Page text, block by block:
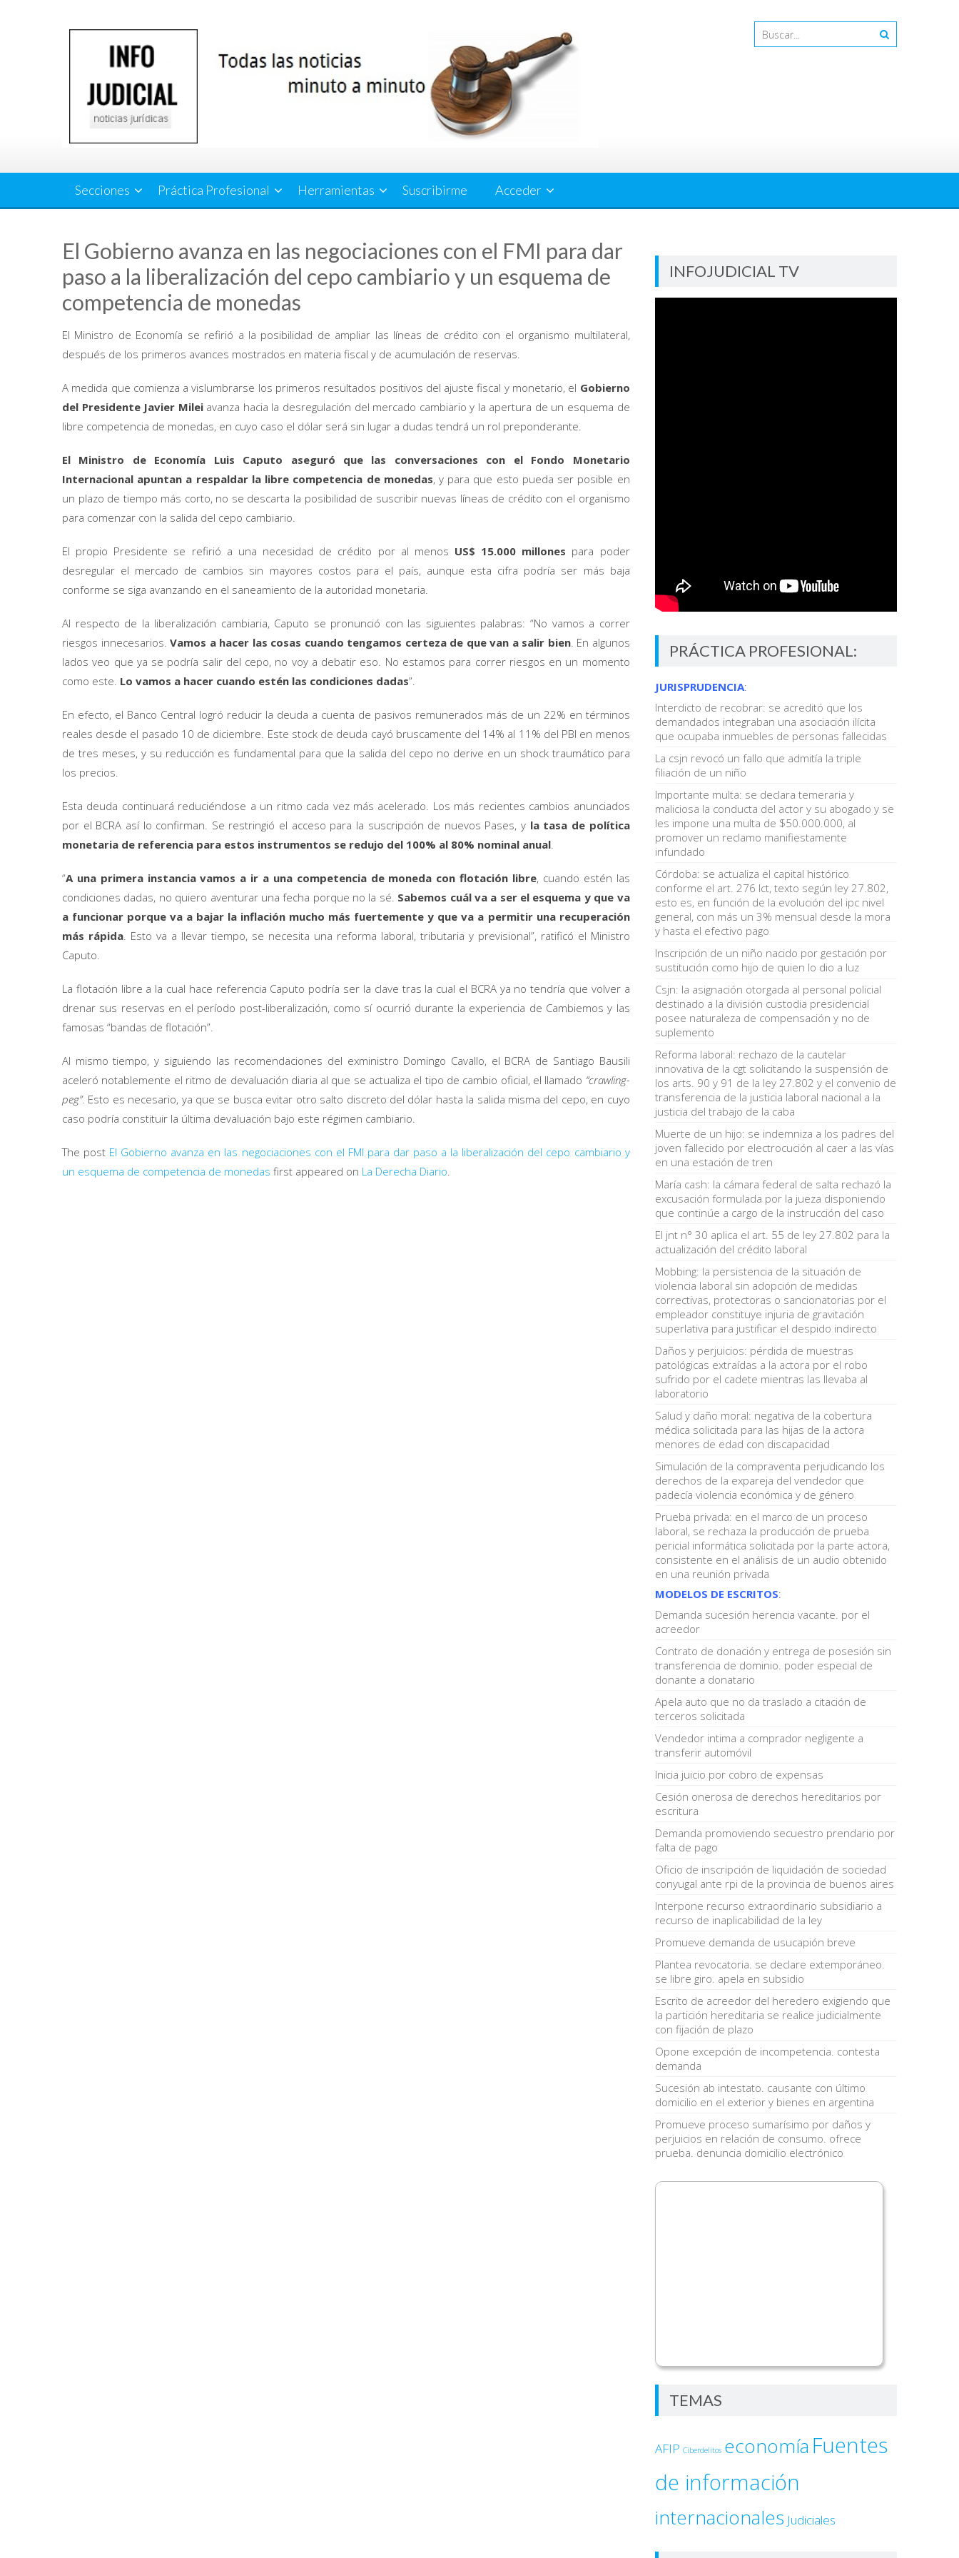
Secciones Práctica Profesional Herramientas Suscribirme Acceder
El Gobierno avanza en las negociaciones con el FMI para dar
paso a la liberalización del cepo cambiario y un esquema de
competencia de monedas
El Ministro de Economía se refirió a la posibilidad de ampliar las líneas de crédito con el organismo multilateral,
después de los primeros avances mostrados en materia fiscal y de acumulación de reservas.
A medida que comienza a vislumbrarse los primeros resultados positivos del ajuste fiscal y monetario, el Gobierno
del Presidente Javier Mileiavanza hacia la desregulación del mercado cambiario y la apertura de un esquema de
libre competencia de monedas, en cuyo caso el dólar será sin lugar a dudas tendrá un rol preponderante.
El Ministro de Economía Luis Caputo aseguró que las conversaciones con el Fondo Monetario
Internacional apuntan a respaldar la libre competencia de monedas, y para que esto pueda ser posible en
un plazo de tiempo más corto, no se descarta la posibilidad de suscribir nuevas líneas de crédito con el organismo
para comenzar con la salida del cepo cambiario.
El propio Presidente se refirió a una necesidad de crédito por al menos US$ 15.000 millones para poder
desregular el mercado de cambios sin mayores costos para el país, aunque esta cifra podría ser más baja
conforme se siga avanzando en el saneamiento de la autoridad monetaria.
Al respecto de la liberalización cambiaria, Caputo se pronunció con las siguientes palabras: “No vamos a correr
riesgos innecesarios.Vamos a hacer las cosas cuando tengamos certeza de que van a salir bien. En algunos
lados veo que ya se podría salir del cepo, no voy a debatir eso. No estamos para correr riesgos en un momento
como este. Lo vamos a hacer cuando estén las condiciones dadas”.
En efecto, el Banco Central logró reducir la deuda a cuenta de pasivos remunerados más de un 22% en términos
reales desde el pasado 10 de diciembre. Este stock de deuda cayó bruscamente del 14% al 11% del PBI en menos
de tres meses, y su reducción es fundamental para que la salida del cepo no derive en un shock traumático para
los precios.
Esta deuda continuará reduciéndose a un ritmo cada vez más acelerado. Los más recientes cambios anunciados
por el BCRA así lo confirman. Se restringió el acceso para la suscripción de nuevos Pases, y la tasa de política
monetaria de referencia para estos instrumentos se redujo del 100% al 80% nominal anual.
“A una primera instancia vamos a ir a una competencia de moneda con flotación libre, cuando estén las
condiciones dadas, no quiero aventurar una fecha porque no la sé. Sabemos cuál va a ser el esquema y que va
a funcionar porque va a bajar la inflación mucho más fuertemente y que va a permitir una recuperación
más rápida. Esto va a llevar tiempo, se necesita una reforma laboral, tributaria y previsional”, ratificó el Ministro
Caputo.
La flotación libre a la cual hace referencia Caputo podría ser la clave tras la cual el BCRA ya no tendría que volver a
drenar sus reservas en el período post-liberalización, como sí ocurrió durante la experiencia de Cambiemos y las
famosas “bandas de flotación”.
Al mismo tiempo, y siguiendo las recomendaciones del exministro Domingo Cavallo, el BCRA de Santiago Bausili
aceleró notablemente el ritmo de devaluación diaria al que se actualiza el tipo de cambio oficial, el llamado “crawling-
peg”. Esto es necesario, ya que se busca evitar otro salto discreto del dólar hasta la salida misma del cepo, en cuyo
caso podría constituir la última devaluación bajo este régimen cambiario.
The post El Gobierno avanza en las negociaciones con el FMI para dar paso a la liberalización del cepo cambiario y
un esquema de competencia de monedas first appeared on La Derecha Diario.
INFOJUDICIAL TV
PRÁCTICA PROFESIONAL:
JURISPRUDENCIA:
Interdicto de recobrar: se acreditó que los
demandados integraban una asociación ilícita
que ocupaba inmuebles de personas fallecidas
La csjn revocó un fallo que admitía la triple
filiación de un niño
Importante multa: se declara temeraria y
maliciosa la conducta del actor y su abogado y se
les impone una multa de $50.000.000, al
promover un reclamo manifiestamente
infundado
Córdoba: se actualiza el capital histórico
conforme el art. 276 lct, texto según ley 27.802,
esto es, en función de la evolución del ipc nivel
general, con más un 3% mensual desde la mora
y hasta el efectivo pago
Inscripción de un niño nacido por gestación por
sustitución como hijo de quien lo dio a luz
Csjn: la asignación otorgada al personal policial
destinado a la división custodia presidencial
posee naturaleza de compensación y no de
suplemento
Reforma laboral: rechazo de la cautelar
innovativa de la cgt solicitando la suspensión de
los arts. 90 y 91 de la ley 27.802 y el convenio de
transferencia de la justicia laboral nacional a la
justicia del trabajo de la caba
Muerte de un hijo: se indemniza a los padres del
joven fallecido por electrocución al caer a las vías
en una estación de tren
María cash: la cámara federal de salta rechazó la
excusación formulada por la jueza disponiendo
que continúe a cargo de la instrucción del caso
El jnt n° 30 aplica el art. 55 de ley 27.802 para la
actualización del crédito laboral
Mobbing: la persistencia de la situación de
violencia laboral sin adopción de medidas
correctivas, protectoras o sancionatorias por el
empleador constituye injuria de gravitación
superlativa para justificar el despido indirecto
Daños y perjuicios: pérdida de muestras
patológicas extraídas a la actora por el robo
sufrido por el cadete mientras las llevaba al
laboratorio
Salud y daño moral: negativa de la cobertura
médica solicitada para las hijas de la actora
menores de edad con discapacidad
Simulación de la compraventa perjudicando los
derechos de la expareja del vendedor que
padecía violencia económica y de género
Prueba privada: en el marco de un proceso
laboral, se rechaza la producción de prueba
pericial informática solicitada por la parte actora,
consistente en el análisis de un audio obtenido
en una reunión privada
MODELOS DE ESCRITOS:
Demanda sucesión herencia vacante. por el
acreedor
Contrato de donación y entrega de posesión sin
transferencia de dominio. poder especial de
donante a donatario
Apela auto que no da traslado a citación de
terceros solicitada
Vendedor intima a comprador negligente a
transferir automóvil
Inicia juicio por cobro de expensas
Cesión onerosa de derechos hereditarios por
escritura
Demanda promoviendo secuestro prendario por
falta de pago
Oficio de inscripción de liquidación de sociedad
conyugal ante rpi de la provincia de buenos aires
Interpone recurso extraordinario subsidiario a
recurso de inaplicabilidad de la ley
Promueve demanda de usucapión breve
Plantea revocatoria. se declare extemporáneo.
se libre giro. apela en subsidio
Escrito de acreedor del heredero exigiendo que
la partición hereditaria se realice judicialmente
con fijación de plazo
Opone excepción de incompetencia. contesta
demanda
Sucesión ab intestato. causante con último
domicilio en el exterior y bienes en argentina
Promueve proceso sumarísimo por daños y
perjuicios en relación de consumo. ofrece
prueba. denuncia domicilio electrónico
TEMAS
AFIP Ciberdelitos economía Fuentes
de información
internacionales Judiciales